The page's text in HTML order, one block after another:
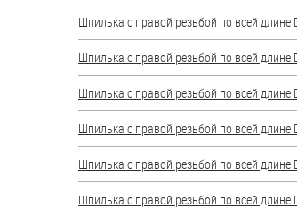
Шпилька с правой резьбой по всей
Шпилька с правой резьбой по всей
Шпилька с правой резьбой по всей
Шпилька с правой резьбой по всей
Шпилька с правой резьбой по всей
Шпилька с правой резьбой по всей